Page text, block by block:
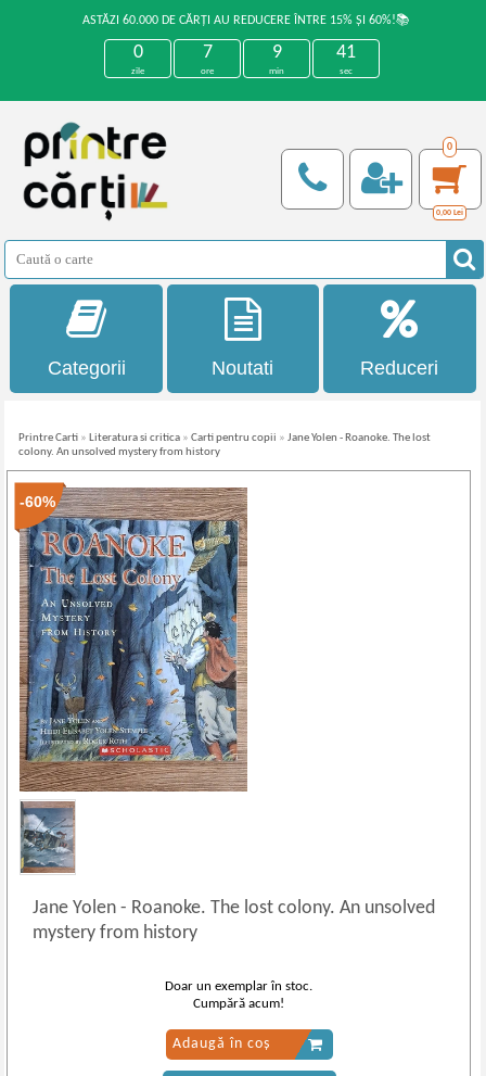
ASTĂZI 60.000 DE CĂRȚI AU REDUCERE ÎNTRE 15% ȘI 60%!📚
0
zile
7
ore
9
min
41
sec
0
0,00 Lei
Categorii Noutati Reduceri
Printre Carti » Literatura si critica »Carti pentru copii »Jane Yolen - Roanoke. The lost
colony. An unsolved mystery from history
-60%
Jane Yolen- Roanoke. The lost colony. An unsolved
mystery from history
Doar un exemplar în stoc.
Cumpără acum!
Adaugă în coș